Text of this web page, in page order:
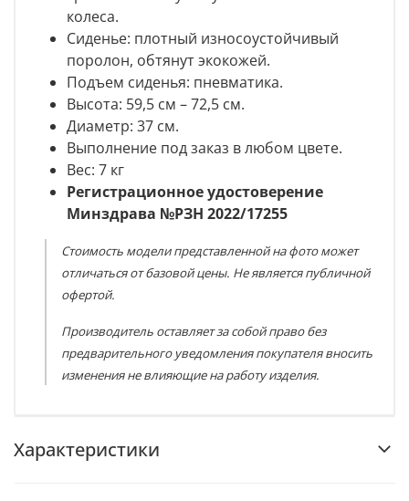
колеса.
Сиденье: плотный износоустойчивый
поролон, обтянут экокожей.
Подъем сиденья: пневматика.
Высота: 59,5 см – 72,5 см.
Диаметр: 37 см.
Выполнение под заказ в любом цвете.
Вес: 7 кг
Регистрационное удостоверение
Минздрава №РЗН 2022/17255
Стоимость модели представленной на фото может
отличаться от базовой цены. Не является публичной
офертой.
Производитель оставляет за собой право без
предварительного уведомления покупателя вносить
изменения не влияющие на работу изделия.
Характеристики